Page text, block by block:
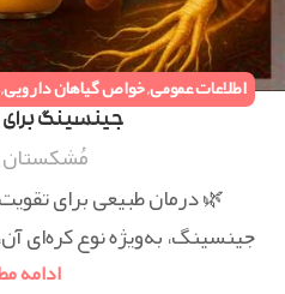
اطلاعات عمومی,خواص گیاهان دارویی
دستورات طب سنتی,همه
جینسینگ
مُشکستان
🌿 درمان طبیعی برای
جینسینگ، به‌ویژه نوع کره‌ای
ادامه